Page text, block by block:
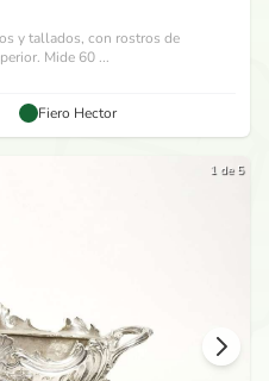
y tallados, con rostros de
Mide 60 ...
Fiero Hector
1 de 5